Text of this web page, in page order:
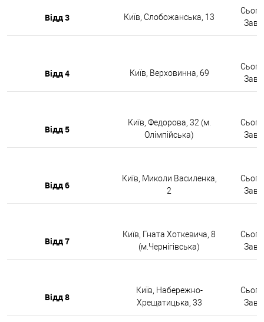
Відд 3 Київ, Слобожанська, 13
Відд 4 Київ, Верховинна, 69
Відд 5
Київ, Федорова, 32 (м.
Олімпійська)
Відд 6
Київ, Миколи Василенка,
2
Відд 7
Київ, Гната Хоткевича, 8
(м.Чернігівська)
Відд 8
Київ, Набережно-
Хрещатицька, 33